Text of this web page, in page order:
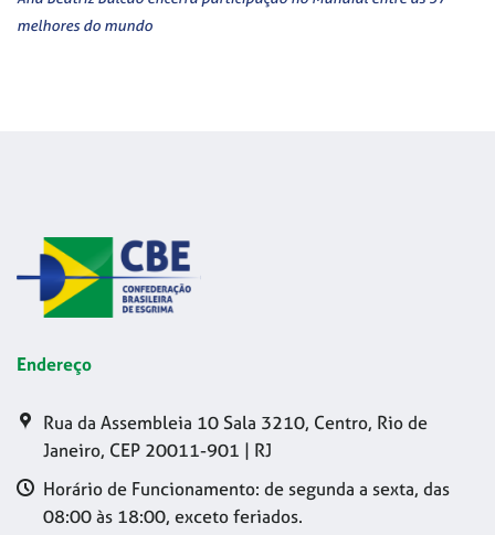
melhores do mundo
Endereço
Rua da Assembleia 10 Sala 3210, Centro, Rio de
Janeiro, CEP 20011-901 | RJ
Horário de Funcionamento: de segunda a sexta, das
08:00 às 18:00, exceto feriados.